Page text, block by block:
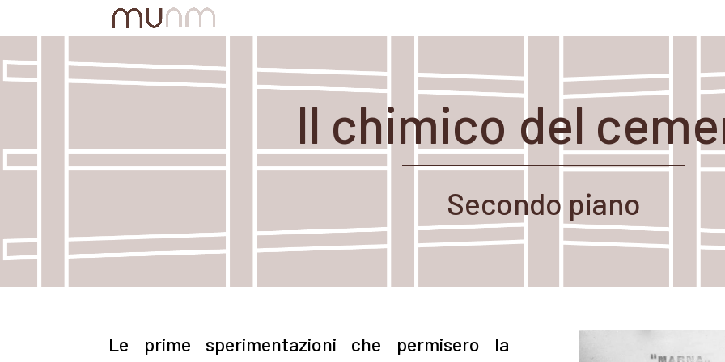
Il chimico del
Secondo piano
Le prime sperimentazioni che permisero la